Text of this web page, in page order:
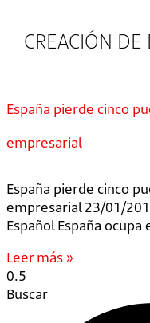
CREACIÓN DE
España pierde cinco
empresarial
España pierde cinco
empresarial 23/01/
Español España
Leer más »
Buscar